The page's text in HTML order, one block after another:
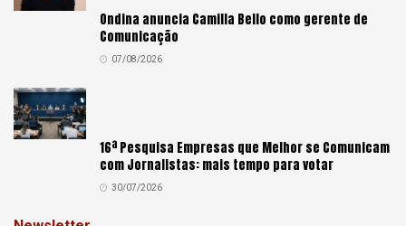
Ondina anuncia Camilla Bello como gerente de
Comunicação
07/08/2026
16ª Pesquisa Empresas que Melhor se Comunicam
com Jornalistas: mais tempo para votar
30/07/2026